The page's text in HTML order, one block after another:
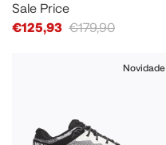
Sale Price
€125,93 €179,90
Novidade